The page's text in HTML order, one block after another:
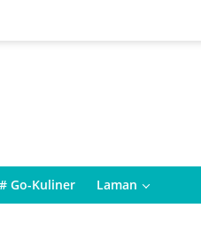
# Go-Kuliner Laman